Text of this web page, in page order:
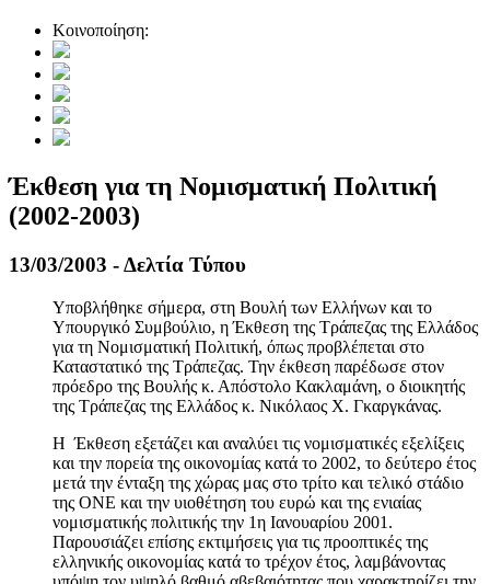
Κοινοποίηση:
Έκθεση για τη Νομισματική Πολιτική
(2002-2003)
13/03/2003 - Δελτία Τύπου
Υποβλήθηκε σήμερα, στη Βουλή των Ελλήνων και το
Υπουργικό Συμβούλιο, η Έκθεση της Τράπεζας της Ελλάδος
για τη Νομισματική Πολιτική, όπως προβλέπεται στο
Καταστατικό της Τράπεζας. Την έκθεση παρέδωσε στον
πρόεδρο της Βουλής κ. Απόστολο Κακλαμάνη, ο διοικητής
της Τράπεζας της Ελλάδος κ. Νικόλαος X. Γκαργκάνας.
Η Έκθεση εξετάζει και αναλύει τις νομισματικές εξελίξεις
και την πορεία της οικονομίας κατά το 2002, το δεύτερο έτος
μετά την ένταξη της χώρας μας στο τρίτο και τελικό στάδιο
της ΟΝΕ και την υιοθέτηση του ευρώ και της ενιαίας
νομισματικής πολιτικής την 1η Ιανουαρίου 2001.
Παρουσιάζει επίσης εκτιμήσεις για τις προοπτικές της
ελληνικής οικονομίας κατά το τρέχον έτος, λαμβάνοντας